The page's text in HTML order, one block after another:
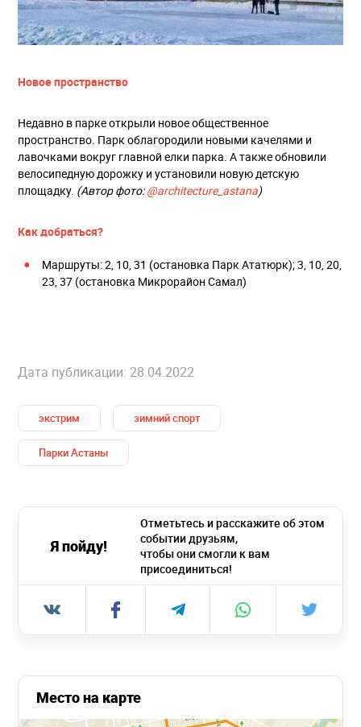
Новое пространство
Недавно в парке открыли новое общественное
пространство. Парк облагородили новыми качелями и
лавочками вокруг главной елки парка. А также обновили
велосипедную дорожку и установили новую детскую
площадку. (Автор фото:@architecture_astana)
Как добраться?
Маршруты: 2, 10, 31 (остановка Парк Ататюрк); 3, 10, 20,
23, 37 (остановка Микрорайон Самал)
Дата публикации: 28.04.2022
экстрим зимний спорт
Парки Астаны
Я пойду!
Отметьтесь и расскажите об этом
событии друзьям,
чтобы они смогли к вам
присоединиться!
Место на карте